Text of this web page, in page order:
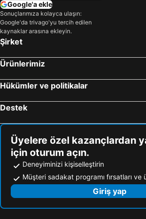
Mavrovi Anovi, Gostivar Otel
Ohri, Ohri Çevresi Otel
Gevgelija, Gevgelija Otel
Google'a ekle
Sonuçlarımıza kolayca ulaşın:
Google'da trivago'yu tercih edilen
kaynaklar arasına ekleyin.
Şirket
Ürünlerimiz
Hükümler ve politikalar
Destek
Üyelere özel kazançlardan
için oturum açın.
Deneyiminizi kişiselleştirin
Müşteri sadakat programı fırsatları ve
Giriş yap